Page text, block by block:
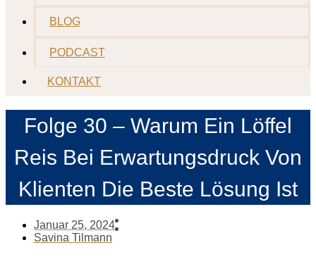
BLOG
PODCAST
KONTAKT
Folge 30 – Warum Ein Löffel
Reis Bei Erwartungsdruck Von
Klienten Die Beste Lösung Ist
Januar 25, 2024
Savina Tilmann